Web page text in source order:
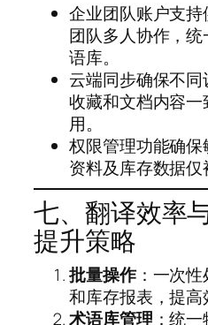
企业团队账户支
团队多人协作，
语库。
云端同步确保不
收藏和文档内容
用。
权限管理功能确
资料及库存数据仅
七、翻译效率
提升策略
批量操作：一次
和库存报表，提高
术语库管理 ：统